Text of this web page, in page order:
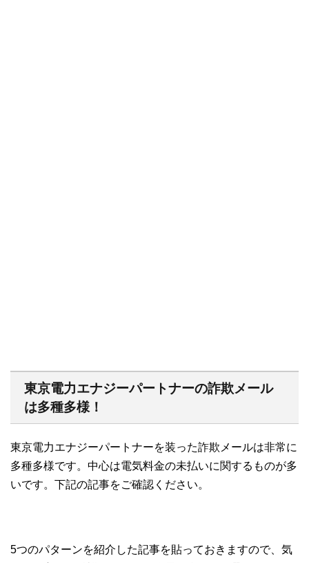
東京電力エナジーパートナーの詐欺メール
は多種多様！
東京電力エナジーパートナーを装った詐欺メールは非常に
多種多様です。中心は電気料金の未払いに関するものが多
いです。下記の記事をご確認ください。
5つのパターンを紹介した記事を貼っておきますので、気